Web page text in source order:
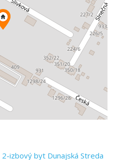
2-izbový byt Dunajská Streda